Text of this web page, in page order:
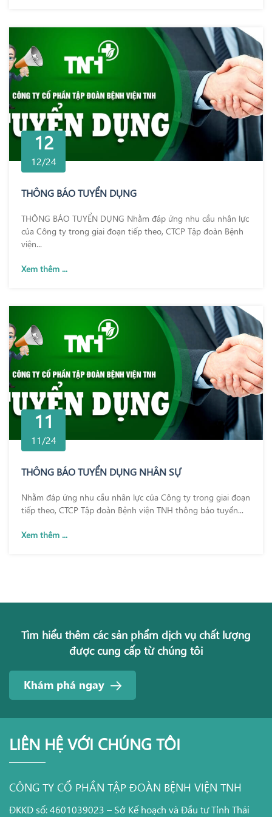
12
12/24
THÔNG BÁO TUYỂN DỤNG
THÔNG BÁO TUYỂN DỤNG Nhằm đáp ứng nhu cầu nhân lực
của Công ty trong giai đoạn tiếp theo, CTCP Tập đoàn Bệnh
viện...
Xem thêm ...
11
11/24
THÔNG BÁO TUYỂN DỤNG NHÂN SỰ
Nhằm đáp ứng nhu cầu nhân lực của Công ty trong giai đoạn
tiếp theo, CTCP Tập đoàn Bệnh viện TNH thông báo tuyển...
Xem thêm ...
Tìm hiểu thêm các sản phẩm dịch vụ chất lượng
được cung cấp từ chúng tôi
Khám phá ngay
LIÊN HỆ VỚI CHÚNG TÔI
CÔNG TY CỔ PHẦN TẬP ĐOÀN BỆNH VIỆN TNH
ĐKKD số: 4601039023 – Sở Kế hoạch và Đầu tư Tỉnh Thái